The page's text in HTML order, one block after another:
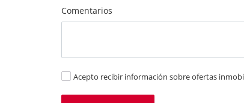
Comentarios
Acepto recibir información sobre ofertas